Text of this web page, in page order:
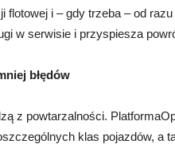
flotowej i – gdy trzeba – od
w serwisie i przyspiesza
błędów
z powtarzalności.
klas pojazdów, a